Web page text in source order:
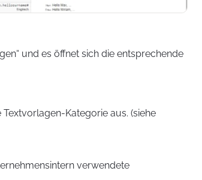
und es öffnet sich die entsprechende
Kategorie aus. (siehe
verwendete